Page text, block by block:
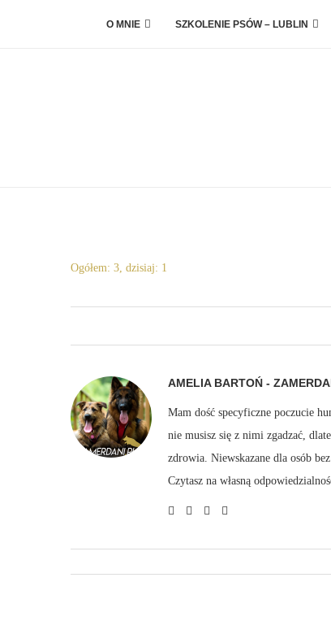
O MNIE SZKOLENIE PSÓW – LUBLIN
Ogółem: 3, dzisiaj: 1
AMELIA BARTOŃ -
Mam dość specyficzne poczucie
nie musisz się z nimi zgadzać,
zdrowia. Niewskazane dla osób
Czytasz na własną